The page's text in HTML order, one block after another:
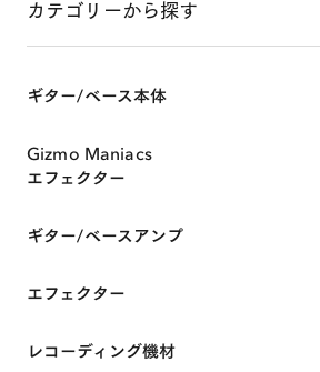
SHOP ONLINE
カテゴリーから探す
ギター/ベース本体
Gizmo Maniacs
エフェクター
ギター/ベースアンプ
エフェクター
レコーディング機材